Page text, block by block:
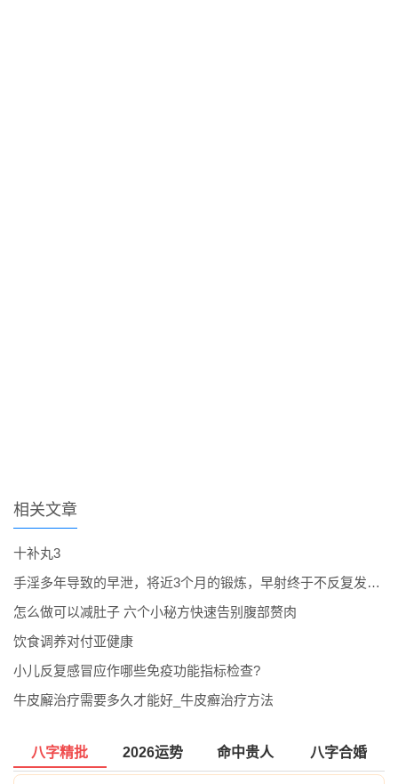
相关文章
十补丸3
手淫多年导致的早泄，将近3个月的锻炼，早射终于不反复发作了。
怎么做可以减肚子 六个小秘方快速告别腹部赘肉
饮食调养对付亚健康
小儿反复感冒应作哪些免疫功能指标检查?
牛皮廨治疗需要多久才能好_牛皮癣治疗方法
八字精批 2026运势 命中贵人 八字合婚